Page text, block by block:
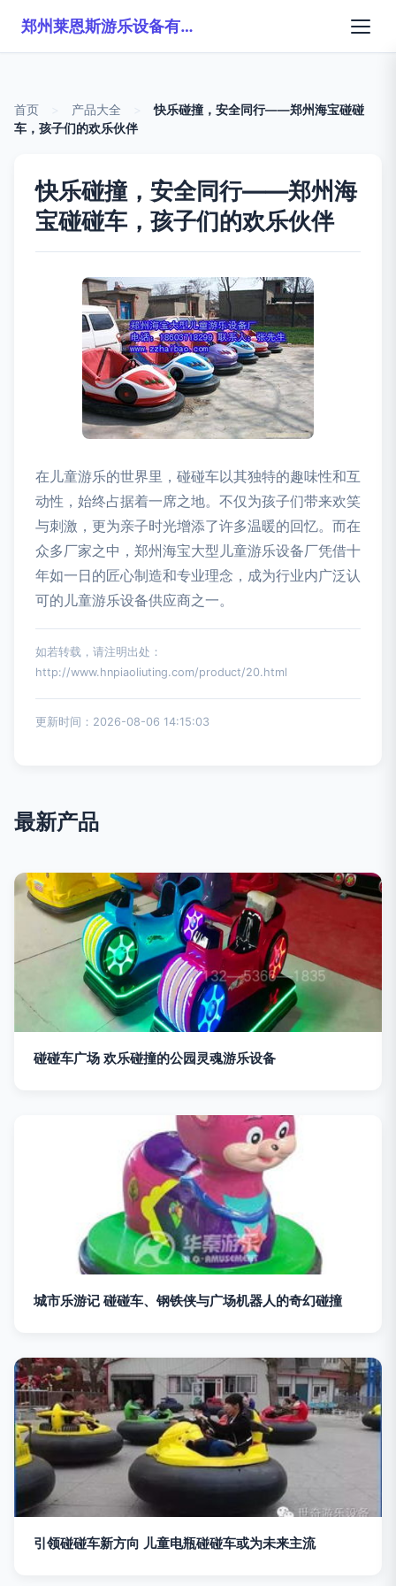
郑州莱恩斯游乐设备有限公司
首页 产品大全
快乐碰撞，安全同行——郑州海宝碰碰
车，孩子们的欢乐伙伴
快乐碰撞，安全同行——郑州海
宝碰碰车，孩子们的欢乐伙伴
在儿童游乐的世界里，碰碰车以其独特的趣味性和互
动性，始终占据着一席之地。不仅为孩子们带来欢笑
与刺激，更为亲子时光增添了许多温暖的回忆。而在
众多厂家之中，郑州海宝大型儿童游乐设备厂凭借十
年如一日的匠心制造和专业理念，成为行业内广泛认
可的儿童游乐设备供应商之一。
如若转载，请注明出处：
http://www.hnpiaoliuting.com/product/20.html
更新时间：2026-08-06 14:15:03
最新产品
碰碰车广场 欢乐碰撞的公园灵魂游乐设备
城市乐游记 碰碰车、钢铁侠与广场机器人的奇幻碰撞
引领碰碰车新方向 儿童电瓶碰碰车或为未来主流